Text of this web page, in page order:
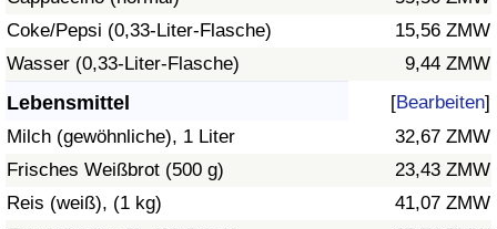
Coke/Pepsi (0,33-Liter-Flasche)
15,56 ZMW
Wasser (0,33-Liter-Flasche)
9,44 ZMW
Lebensmittel [Bearbeiten]
Milch (gewöhnliche), 1 Liter
32,67 ZMW
Frisches Weißbrot (500 g)
23,43 ZMW
Reis (weiß), (1 kg)
41,07 ZMW
Kriminalitäts-Index
Kriminalitätsindex nach Land
Gesundheitsversorgung
Gesundheitsversorgungs-Index (aktuell)